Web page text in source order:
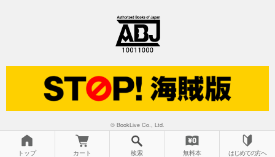
© BookLive Co., Ltd.
トップ カート 検索 無料本 はじめての方へ